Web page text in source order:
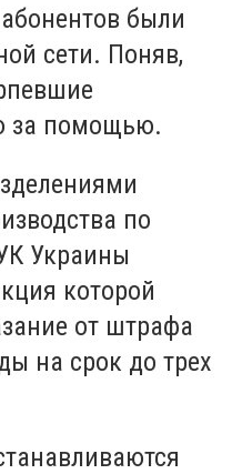
были
сети. Поняв,
за помощью.
по
Украины
которой
от штрафа
на срок до трех